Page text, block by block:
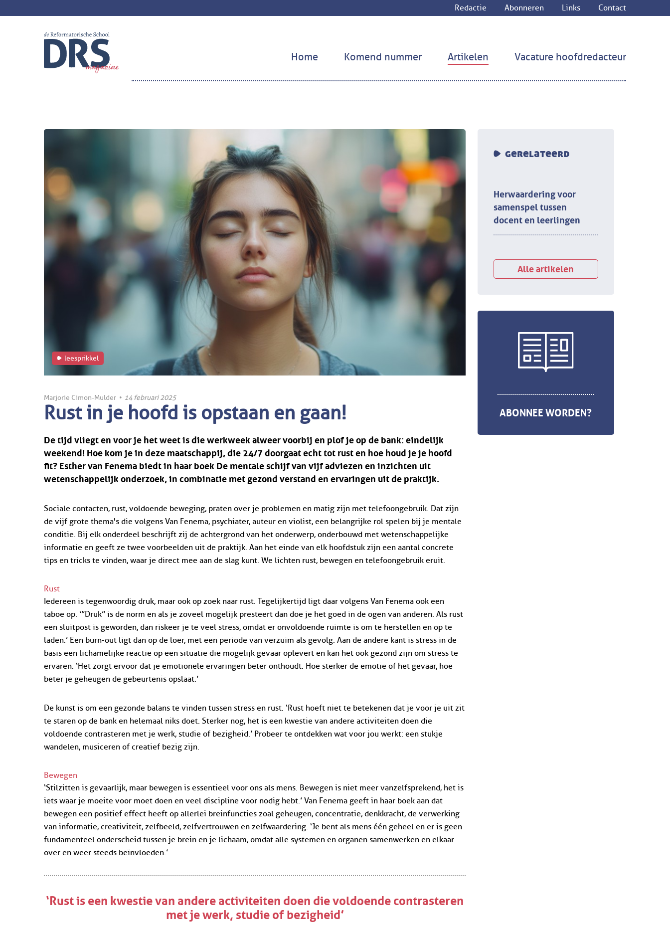
Redactie Abonneren Links Contact
Home Komend nummer Artikelen Vacature hoofdredacteur
leesprikkel
Marjorie Cimon-Mulder • 14 februari 2025
Rust in je hoofd is opstaan en gaan!
De tijd vliegt en voor je het weet is die werkweek alweer voorbij en plof je op de bank: eindelijk
weekend! Hoe kom je in deze maatschappij, die 24/7 doorgaat echt tot rust en hoe houd je je hoofd
fit? Esther van Fenema biedt in haar boek De mentale schijf van vijf adviezen en inzichten uit
wetenschappelijk onderzoek, in combinatie met gezond verstand en ervaringen uit de praktijk.
Sociale contacten, rust, voldoende beweging, praten over je problemen en matig zijn met telefoongebruik. Dat zijn
de vijf grote thema's die volgens Van Fenema, psychiater, auteur en violist, een belangrijke rol spelen bij je mentale
conditie. Bij elk onderdeel beschrijft zij de achtergrond van het onderwerp, onderbouwd met wetenschappelijke
informatie en geeft ze twee voorbeelden uit de praktijk. Aan het einde van elk hoofdstuk zijn een aantal concrete
tips en tricks te vinden, waar je direct mee aan de slag kunt. We lichten rust, bewegen en telefoongebruik eruit.
Rust
Iedereen is tegenwoordig druk, maar ook op zoek naar rust. Tegelijkertijd ligt daar volgens Van Fenema ook een
taboe op. ‘”Druk” is de norm en als je zoveel mogelijk presteert dan doe je het goed in de ogen van anderen. Als rust
een sluitpost is geworden, dan riskeer je te veel stress, omdat er onvoldoende ruimte is om te herstellen en op te
laden.’ Een burn-out ligt dan op de loer, met een periode van verzuim als gevolg. Aan de andere kant is stress in de
basis een lichamelijke reactie op een situatie die mogelijk gevaar oplevert en kan het ook gezond zijn om stress te
ervaren. ‘Het zorgt ervoor dat je emotionele ervaringen beter onthoudt. Hoe sterker de emotie of het gevaar, hoe
beter je geheugen de gebeurtenis opslaat.’
De kunst is om een gezonde balans te vinden tussen stress en rust. ‘Rust hoeft niet te betekenen dat je voor je uit zit
te staren op de bank en helemaal niks doet. Sterker nog, het is een kwestie van andere activiteiten doen die
voldoende contrasteren met je werk, studie of bezigheid.’ Probeer te ontdekken wat voor jou werkt: een stukje
wandelen, musiceren of creatief bezig zijn.
Bewegen
‘Stilzitten is gevaarlijk, maar bewegen is essentieel voor ons als mens. Bewegen is niet meer vanzelfsprekend, het is
iets waar je moeite voor moet doen en veel discipline voor nodig hebt.’ Van Fenema geeft in haar boek aan dat
bewegen een positief effect heeft op allerlei breinfuncties zoal geheugen, concentratie, denkkracht, de verwerking
van informatie, creativiteit, zelfbeeld, zelfvertrouwen en zelfwaardering. ‘Je bent als mens één geheel en er is geen
fundamenteel onderscheid tussen je brein en je lichaam, omdat alle systemen en organen samenwerken en elkaar
over en weer steeds beïnvloeden.’
‘Rust is een kwestie van andere activiteiten doen die voldoende contrasteren
met je werk, studie of bezigheid’
gerelateerd
Herwaardering voor
samenspel tussen
docent en leerlingen
Alle artikelen
ABONNEE WORDEN?